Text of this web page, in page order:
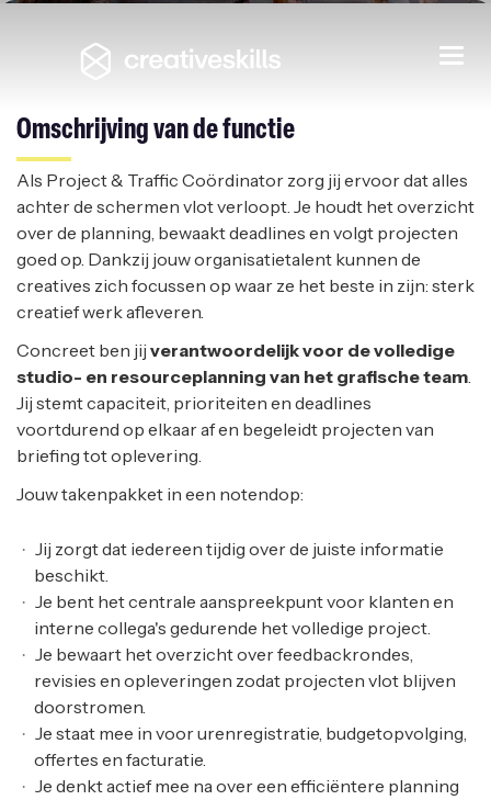
Project & Traffic Coördinator
Omschrijving van de functie
Als Project & Traffic Coördinator zorg jij ervoor dat alles
achter de schermen vlot verloopt. Je houdt het overzicht
over de planning, bewaakt deadlines en volgt projecten
goed op. Dankzij jouw organisatietalent kunnen de
creatives zich focussen op waar ze het beste in zijn: sterk
creatief werk afleveren.
Concreet ben jij verantwoordelijk voor de volledige
studio- en resourceplanning van het grafische team.
Jij stemt capaciteit, prioriteiten en deadlines
voortdurend op elkaar af en begeleidt projecten van
briefing tot oplevering.
Jouw takenpakket in een notendop:
Jij zorgt dat iedereen tijdig over de juiste informatie
beschikt.
Je bent het centrale aanspreekpunt voor klanten en
interne collega's gedurende het volledige project.
Je bewaart het overzicht over feedbackrondes,
revisies en opleveringen zodat projecten vlot blijven
doorstromen.
Je staat mee in voor urenregistratie, budgetopvolging,
offertes en facturatie.
Je denkt actief mee na over een efficiëntere planning